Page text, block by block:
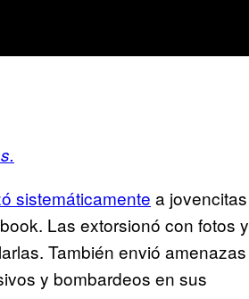
sistemáticamente a jovencitas
Las extorsionó con fotos y
También envió amenazas
y bombardeos en sus